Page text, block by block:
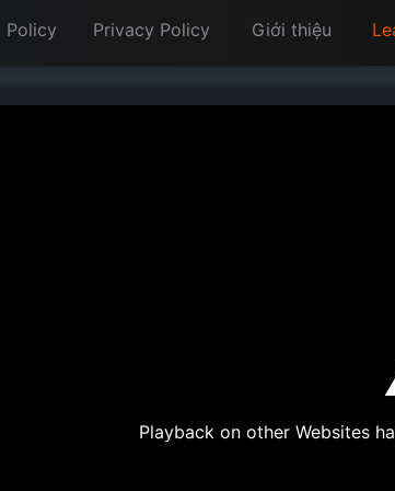
Policy Privacy Policy Giới thiệu
Playback on other Websites